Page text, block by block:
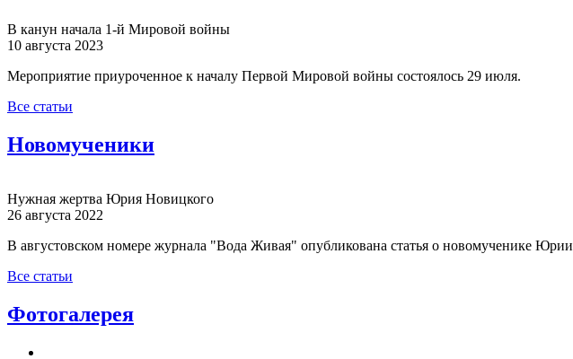
В канун начала 1-й Мировой войны
10 августа 2023
Мероприятие приуроченное к началу Первой Мировой войны состоялось 29 июля.
Все статьи
Новомученики
Нужная жертва Юрия Новицкого
26 августа 2022
В августовском номере журнала "Вода Живая" опубликована статья о новомученике
Все статьи
Фотогалерея